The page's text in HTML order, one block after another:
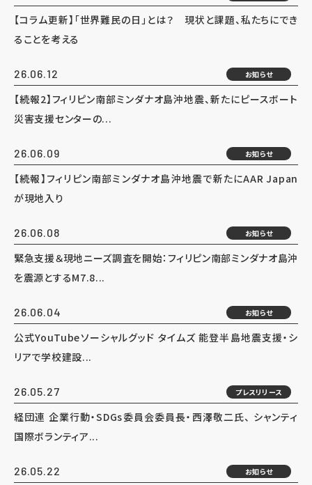
【コラム更新】「世界難民の日」とは？ 現状と課題、私たちにでき
ることを考える
26.06.12 お知らせ
【続報2】フィリピン南部ミンダナオ島沖地震、新たにピースボート
災害支援センターの...
26.06.09 お知らせ
【続報】フィリピン南部ミンダナオ島沖地震で新たにAAR Japan
が現地入り
26.06.08 お知らせ
緊急支援＆現地ニーズ調査を開始：フィリピン南部ミンダナオ島沖
を震源とするM7.8...
26.06.04 お知らせ
公式YouTubeソーシャルグッド タイムズ 能登半島地震支援・シ
リアで学校建設...
26.05.27 プレスリリース
経団連 企業行動・SDGs委員会委員長・西澤敬二氏、 シャンティ
国際ボランティア...
26.05.22 お知らせ